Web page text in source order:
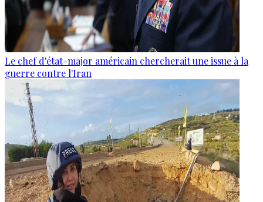
Le chef d'état-major américain chercherait une issue à la
guerre contre l'Iran